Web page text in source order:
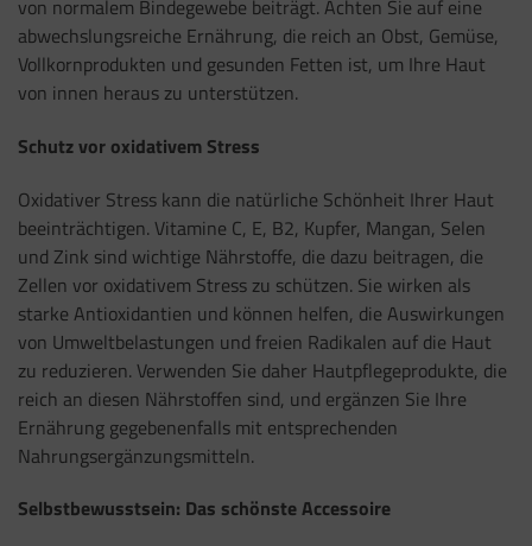
von normalem Bindegewebe beiträgt. Achten Sie auf eine
abwechslungsreiche Ernährung, die reich an Obst, Gemüse,
Vollkornprodukten und gesunden Fetten ist, um Ihre Haut
von innen heraus zu unterstützen.
Schutz vor oxidativem Stress
Oxidativer Stress kann die natürliche Schönheit Ihrer Haut
beeinträchtigen. Vitamine C, E, B2, Kupfer, Mangan, Selen
und Zink sind wichtige Nährstoffe, die dazu beitragen, die
Zellen vor oxidativem Stress zu schützen. Sie wirken als
starke Antioxidantien und können helfen, die Auswirkungen
von Umweltbelastungen und freien Radikalen auf die Haut
zu reduzieren. Verwenden Sie daher Hautpflegeprodukte, die
reich an diesen Nährstoffen sind, und ergänzen Sie Ihre
Ernährung gegebenenfalls mit entsprechenden
Nahrungsergänzungsmitteln.
Selbstbewusstsein: Das schönste Accessoire